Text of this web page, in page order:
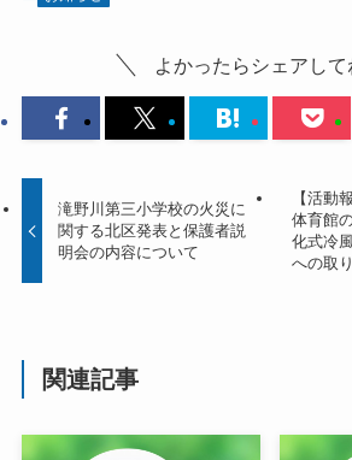
よかったらシェアして
滝野川第三小学校の火災に
関する北区発表と保護者説
明会の内容について
【活動
体育館
化式冷
への取
関連記事